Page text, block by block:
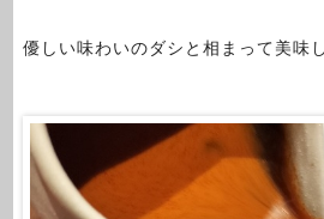
優しい味わいのダシと相まって美味し